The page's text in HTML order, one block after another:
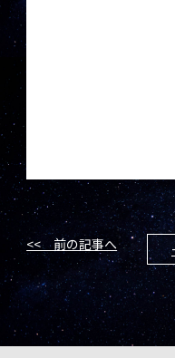
<< 前の記事へ